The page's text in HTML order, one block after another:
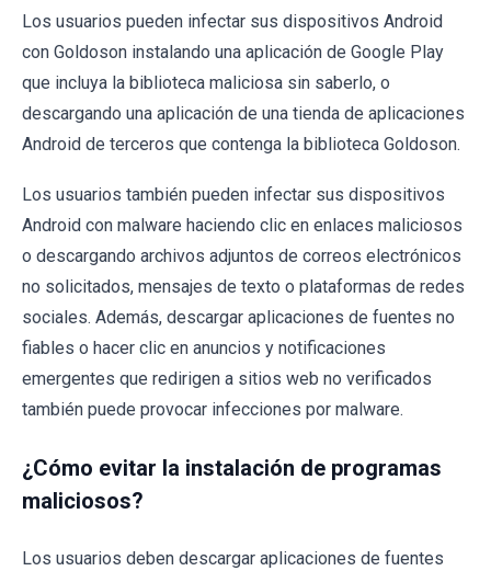
Los usuarios pueden infectar sus dispositivos Android
con Goldoson instalando una aplicación de Google Play
que incluya la biblioteca maliciosa sin saberlo, o
descargando una aplicación de una tienda de aplicaciones
Android de terceros que contenga la biblioteca Goldoson.
Los usuarios también pueden infectar sus dispositivos
Android con malware haciendo clic en enlaces maliciosos
o descargando archivos adjuntos de correos electrónicos
no solicitados, mensajes de texto o plataformas de redes
sociales. Además, descargar aplicaciones de fuentes no
fiables o hacer clic en anuncios y notificaciones
emergentes que redirigen a sitios web no verificados
también puede provocar infecciones por malware.
¿Cómo evitar la instalación de programas
maliciosos?
Los usuarios deben descargar aplicaciones de fuentes